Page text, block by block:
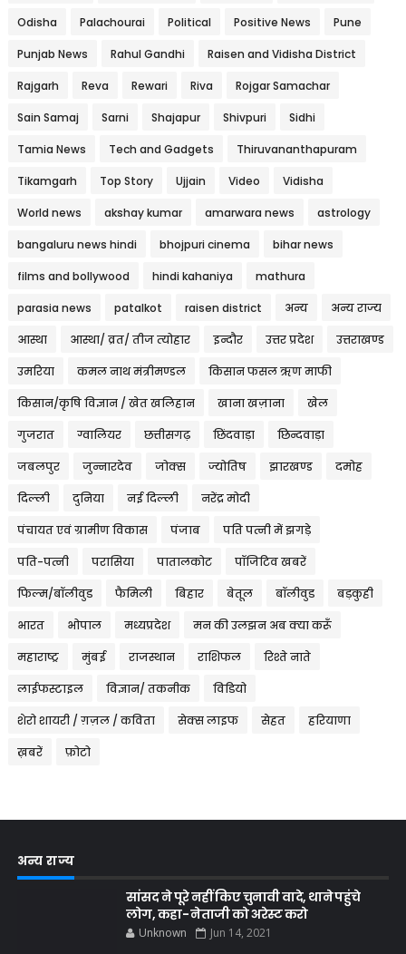
Odisha Palachourai Political Positive News Pune
Punjab News Rahul Gandhi Raisen and Vidisha District
Rajgarh Reva Rewari Riva Rojgar Samachar
Sain Samaj Sarni Shajapur Shivpuri Sidhi
Tamia News Tech and Gadgets Thiruvananthapuram
Tikamgarh Top Story Ujjain Video Vidisha
World news akshay kumar amarwara news astrology
bangaluru news hindi bhojpuri cinema bihar news
films and bollywood hindi kahaniya mathura
parasia news patalkot raisen district अन्य अन्य राज्य
आस्था आस्था/ व्रत/ तीज त्‍योहार इन्दौर उत्तर प्रदेश उत्तराखण्ड
उमरिया कमल नाथ मंत्रीमण्डल किसान फसल ऋण माफी
किसान/कृषि विज्ञान / खेत खलिहान खाना खज़ाना खेल
गुजरात ग्वालियर छत्तीसगढ़ छिंदवाड़ा छिन्दवाड़ा
जबलपुर जुन्नारदेव जोक्स ज्योतिष झारखण्ड दमोह
दिल्ली दुनिया नई दिल्ली नरेंद्र मोदी
पंचायत एवं ग्रामीण विकास पंजाब पति पत्नी में झगड़े
पति-पत्नी परासिया पातालकोट पॉजिटिव खबरें
फिल्म/बॉलीवुड फैमिली बिहार बेतूल बॉलीवुड बड़कुही
भारत भोपाल मध्यप्रदेश मन की उलझन अब क्या करूँ
महाराष्ट्र मुंबई राजस्थान राशिफल रिश्ते नाते
लाईफस्टाइल विज्ञान/ तकनीक विडियो
शेरो शायरी / ग़ज़ल / कविता सेक्स लाइफ सेहत हरियाणा
ख़बरें फ़ोटो
अन्य राज्य
सांसद ने पूरे नहीं किए चुनावी वादे, थाने पहुंचे
लोग, कहा- नेताजी को अरेस्ट करो
Unknown Jun 14, 2021